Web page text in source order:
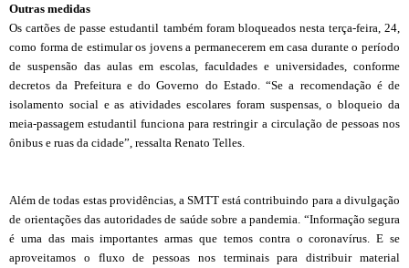
Outras medidas
Os cartões de passe estudantil também foram bloqueados nesta terça-feira, 24,
como forma de estimular os jovens a permanecerem em casa durante o período
de suspensão das aulas em escolas, faculdades e universidades, conforme
decretos da Prefeitura e do Governo do Estado. “Se a recomendação é de
isolamento social e as atividades escolares foram suspensas, o bloqueio da
meia-passagem estudantil funciona para restringir a circulação de pessoas nos
ônibus e ruas da cidade”, ressalta Renato Telles.
Além de todas estas providências, a SMTT está contribuindo para a divulgação
de orientações das autoridades de saúde sobre a pandemia. “Informação segura
é uma das mais importantes armas que temos contra o coronavírus. E se
aproveitamos o fluxo de pessoas nos terminais para distribuir material